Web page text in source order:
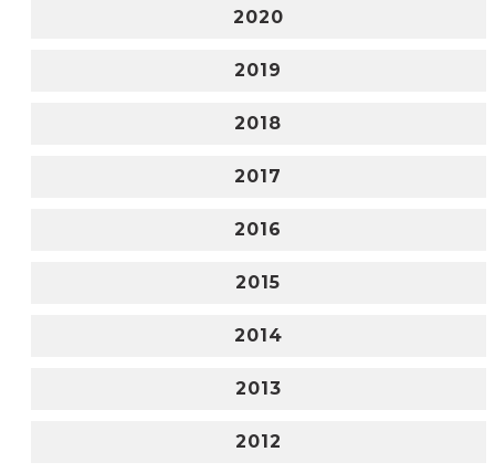
2020
2019
2018
2017
2016
2015
2014
2013
2012